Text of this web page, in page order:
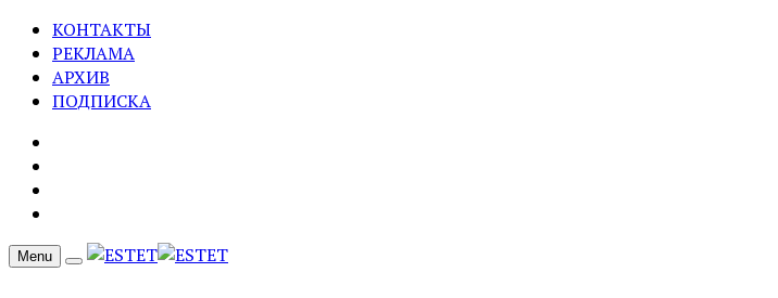
КОНТАКТЫ
РЕКЛАМА
АРХИВ
ПОДПИСКА
Menu